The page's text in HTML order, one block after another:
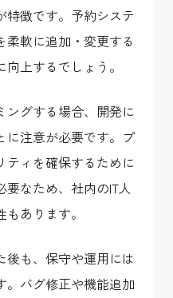
特徴です。予約システ
柔軟に追加・変更する
上するでしょう。
ングする場合、開発に
に注意が必要です。プ
ティを確保するために
要なため、社内のIT人
あります。
後も、保守や運用には
。バグ修正や機能追加